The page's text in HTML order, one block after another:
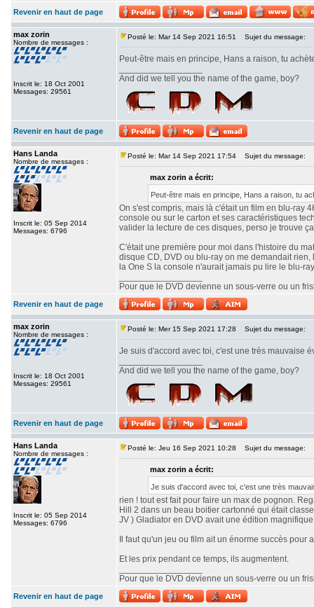
Revenir en haut de page
max zorin
Nombre de messages :
Inscrit le: 18 Oct 2001
Messages: 29561
Posté le: Mar 14 Sep 2021 16:51 Sujet du message:
Peut-être mais en principe, Hans a raison, tu
And did we tell you the name of the game, boy?
Revenir en haut de page
Hans Landa
Nombre de messages :
Inscrit le: 05 Sep 2014
Messages: 6796
Posté le: Mar 14 Sep 2021 17:54 Sujet du message:
max zorin a écrit:
Peut-être mais en principe, Hans a raison, tu
On s'est compris, mais là c'était un film en blu-ray
console ou sur le carton et ses caractéristiques
valider la lecture de ces disques, perso je trouve
C'était une première pour moi dans l'histoire du
disque CD, DVD ou blu-ray on me demandait
la One S la console n'aurait jamais pu lire le blu-
Pour que le DVD devienne un sous-verre ou un
Revenir en haut de page
max zorin
Nombre de messages :
Inscrit le: 18 Oct 2001
Messages: 29561
Posté le: Mer 15 Sep 2021 17:28 Sujet du message:
Je suis d'accord avec toi, c'est une très mauvaise
And did we tell you the name of the game, boy?
Revenir en haut de page
Hans Landa
Nombre de messages :
Inscrit le: 05 Sep 2014
Messages: 6796
Posté le: Jeu 16 Sep 2021 10:28 Sujet du message:
max zorin a écrit:
Je suis d'accord avec toi, c'est une très
rien ! tout est fait pour faire un max de pognon.
Hill 2 dans un beau boitier cartonné qui était
JV ) Gladiator en DVD avait une édition
Il faut qu'un jeu ou film ait un énorme succès
Et les prix pendant ce temps, ils augmentent.
Pour que le DVD devienne un sous-verre ou un
Revenir en haut de page